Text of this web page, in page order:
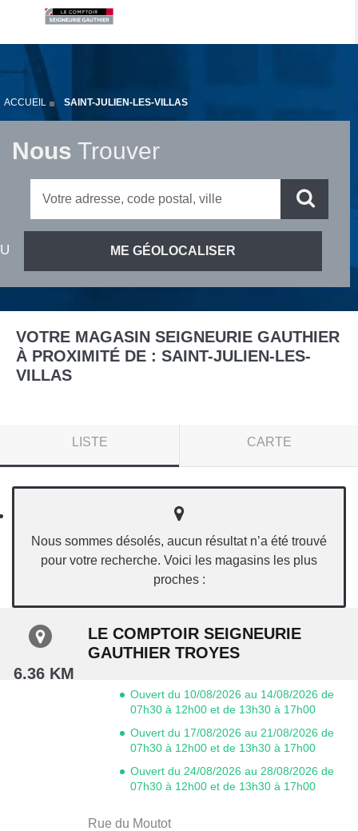
ACCUEIL SAINT-JULIEN-LES-VILLAS
Nous Trouver
VOTRE MAGASIN SEIGNEURIE GAUTHIER
À PROXIMITÉ DE : SAINT-JULIEN-LES-
VILLAS
LISTE CARTE
Nous sommes désolés, aucun résultat n’a été trouvé
pour votre recherche. Voici les magasins les plus
proches :
6.36 KM
LE COMPTOIR SEIGNEURIE
GAUTHIER TROYES
Rue du Moutot
Ouvert du 10/08/2026 au 14/08/2026 de
07h30 à 12h00 et de 13h30 à 17h00
Ouvert du 17/08/2026 au 21/08/2026 de
07h30 à 12h00 et de 13h30 à 17h00
Ouvert du 24/08/2026 au 28/08/2026 de
07h30 à 12h00 et de 13h30 à 17h00